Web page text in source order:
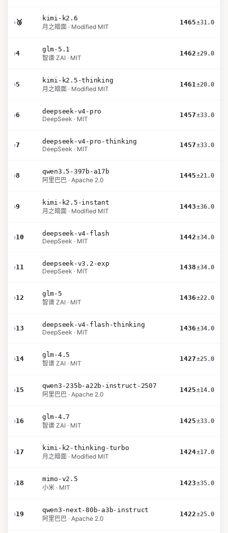
›🥉
kimi-k2.6
月之暗面 · Modified MIT
1465±31.0
›4
glm-5.1
智谱 ZAI · MIT
1462±29.0
›5
kimi-k2.5-thinking
月之暗面 · Modified MIT
1461±20.0
›6
deepseek-v4-pro
DeepSeek · MIT
1457±33.0
›7
deepseek-v4-pro-thinking
DeepSeek · MIT
1457±33.0
›8
qwen3.5-397b-a17b
阿里巴巴 · Apache 2.0
1445±21.0
›9
kimi-k2.5-instant
月之暗面 · Modified MIT
1443±36.0
›10
deepseek-v4-flash
DeepSeek · MIT
1442±34.0
›11
deepseek-v3.2-exp
DeepSeek · MIT
1438±34.0
›12
glm-5
智谱 ZAI · MIT
1436±22.0
›13
deepseek-v4-flash-thinking
DeepSeek · MIT
1436±34.0
›14
glm-4.5
智谱 ZAI · MIT
1427±25.0
›15
qwen3-235b-a22b-instruct-2507
阿里巴巴 · Apache 2.0
1425±14.0
›16
glm-4.7
智谱 ZAI · MIT
1425±33.0
›17
kimi-k2-thinking-turbo
月之暗面 · Modified MIT
1424±17.0
›18
mimo-v2.5
小米 · MIT
1423±35.0
›19
qwen3-next-80b-a3b-instruct
阿里巴巴 · Apache 2.0
1422±25.0